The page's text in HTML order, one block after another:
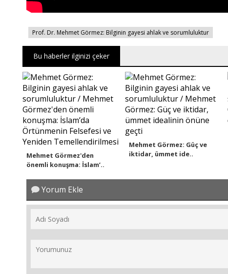
Prof. Dr. Mehmet Görmez: Bilginin gayesi ahlak ve sorumluluktur
Bu haberler ilginizi çeker
Mehmet Görmez'den
önemli konuşma: İslam’..
Mehmet Görmez: Güç ve
iktidar, ümmet ide..
Yorum Ekle